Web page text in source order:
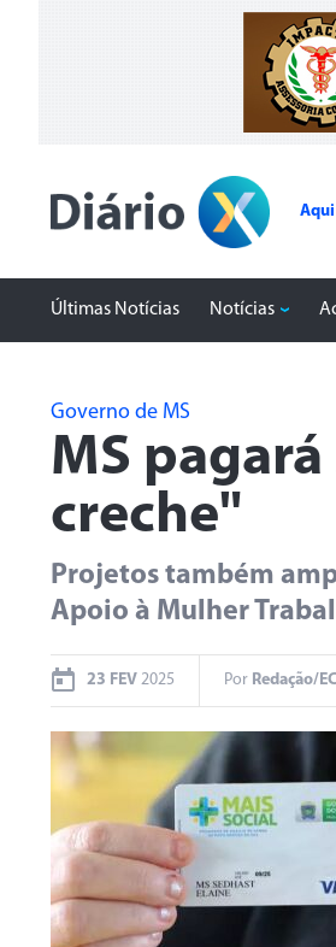
Últimas Notícias Notícias
Governo de MS
MS
creche"
Projetos também
Apoio à Mulher
23 FEV 2025 Por Redação/EC